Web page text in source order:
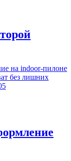
на indoor-пилоне
без лишних